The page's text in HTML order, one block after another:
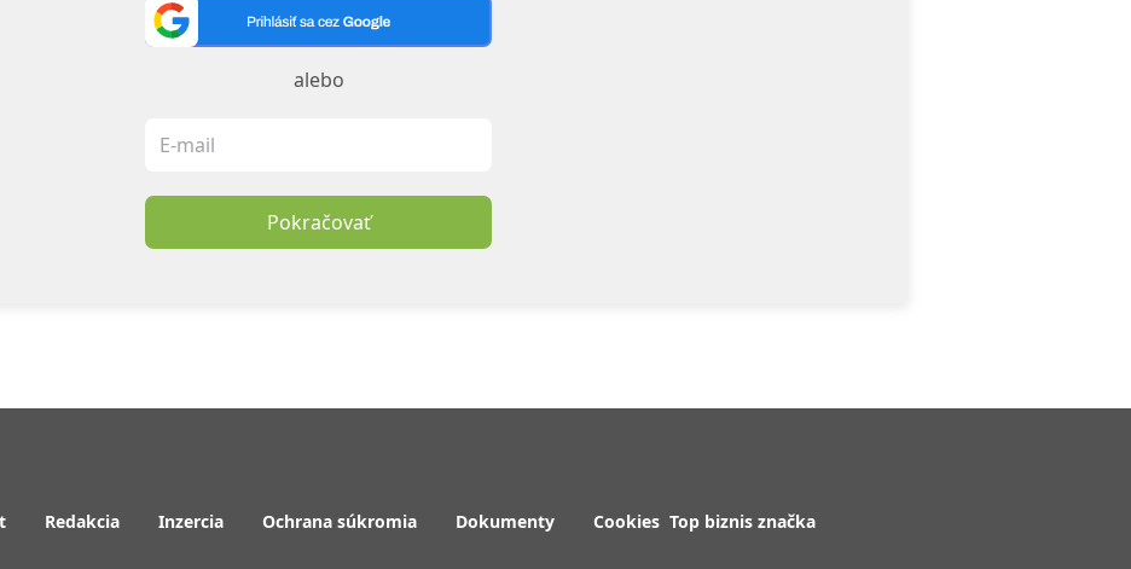
alebo
Pokračovať
Redakcia Inzercia Ochrana súkromia Dokumenty Cookies Top biznis značka